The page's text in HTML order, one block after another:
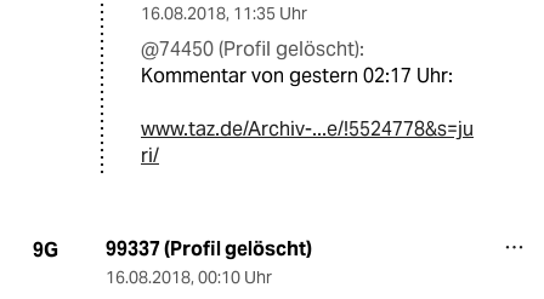
16.08.2018, 11:35 Uhr
@74450 (Profil gelöscht):
Kommentar von gestern 02:17 Uhr:
www.taz.de/Archiv-...e/!5524778&s=ju
ri/
9G 99337 (Profil gelöscht)
16.08.2018, 00:10 Uhr